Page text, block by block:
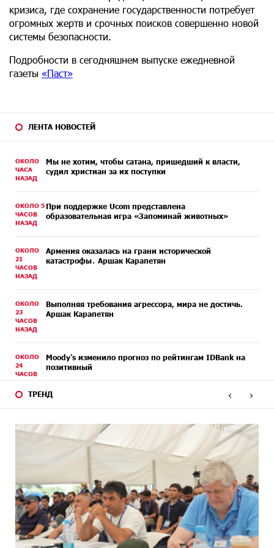
ЛЕНТА НОВОСТЕЙ
ОКОЛО
ЧАСА
НАЗАД
Мы не хотим, чтобы сатана, пришедший к власти,
судил христиан за их поступки
ОКОЛО 5
ЧАСОВ
НАЗАД
При поддержке Ucom представлена
образовательная игра «Запоминай животных»
ОКОЛО
21
ЧАСОВ
НАЗАД
Армения оказалась на грани исторической
катастрофы․ Аршак Карапетян
ОКОЛО
23
ЧАСОВ
НАЗАД
Выполняя требования агрессора, мира не достичь.
Аршак Карапетян
ОКОЛО
24
ЧАСОВ
НАЗАД
Moody’s изменило прогноз по рейтингам IDBank на
позитивный
2 ДНЕЙ
IDBank представляет новую карту Mastercard World с
акцией
Ucom и FPWC обеспечат круглосуточный мониторинг
дикой природы в Гнишике с помощью солнечной
4 ДНЕЙ
НАЗАД
Idram и IDBank - рядом со стартапами на Seaside
Startup Summit
4 ДНЕЙ
В мобильном приложении Юнибанка теперь можно
кризиса, где сохранение государственности потребует
огромных жертв и срочных поисков совершенно новой
системы безопасности.
Подробности в сегодняшнем выпуске ежедневной
газеты «Паст»
ТРЕНД ‹ ›